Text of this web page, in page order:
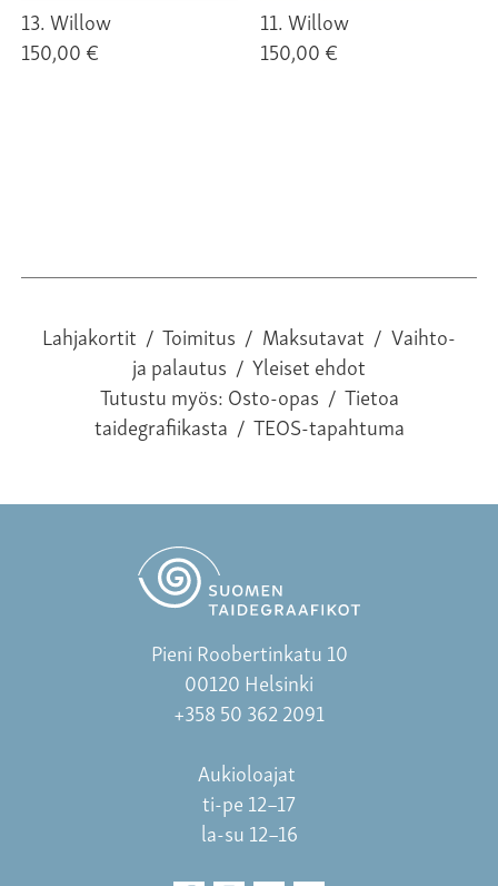
13. Willow
150,00 €
11. Willow
150,00 €
Lahjakortit / Toimitus / Maksutavat / Vaihto-
ja palautus / Yleiset ehdot
Tutustu myös:Osto-opas / Tietoa
taidegrafiikasta / TEOS-tapahtuma
Pieni Roobertinkatu 10
00120 Helsinki
+358 50 362 2091
Aukioloajat
ti-pe 12–17
la-su 12–16